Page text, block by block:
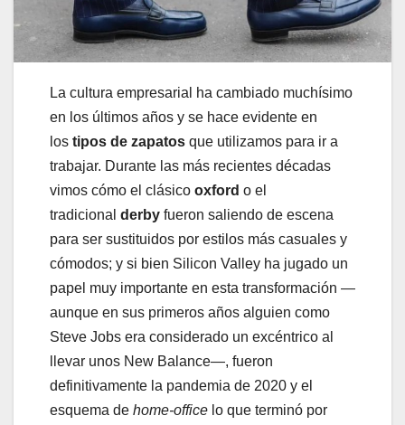
La cultura empresarial ha cambiado muchísimo
en los últimos años y se hace evidente en
los tipos de zapatos que utilizamos para ir a
trabajar. Durante las más recientes décadas
vimos cómo el clásico oxford o el
tradicional derby fueron saliendo de escena
para ser sustituidos por estilos más casuales y
cómodos; y si bien Silicon Valley ha jugado un
papel muy importante en esta transformación —
aunque en sus primeros años alguien como
Steve Jobs era considerado un excéntrico al
llevar unos New Balance—, fueron
definitivamente la pandemia de 2020 y el
esquema de home-office lo que terminó por